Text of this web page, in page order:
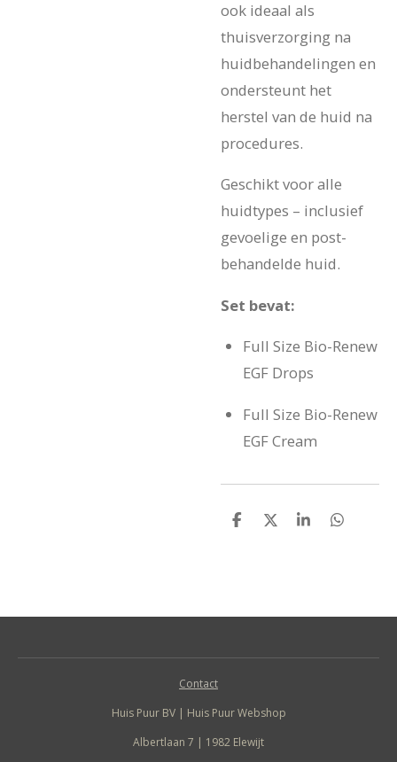
ook ideaal als
thuisverzorging na
huidbehandelingen en
ondersteunt het
herstel van de huid na
procedures.
Geschikt voor alle
huidtypes – inclusief
gevoelige en post-
behandelde huid.
Set bevat:
Full Size Bio-Renew
EGF Drops
Full Size Bio-Renew
EGF Cream
D
D
S
D
Contact
Huis Puur BV | Huis Puur Webshop
Albertlaan 7 | 1982 Elewijt